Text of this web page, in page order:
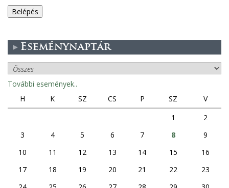
e
e
s
Eseménynaptár
További események..
H
K SZ CS P SZ
V
1
2
3
4 5 6 7 8
9
10
11 12 13 14 15
16
17
18 19 20 21 22
23